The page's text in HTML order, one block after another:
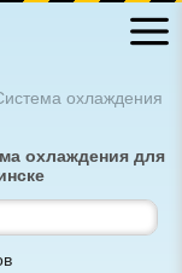
охлаждения
охлаждения для